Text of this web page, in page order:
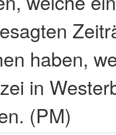
haben,
in
(PM)